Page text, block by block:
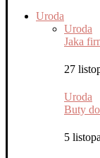
Uroda
Uroda
Jaka
27
Uroda
Buty
5